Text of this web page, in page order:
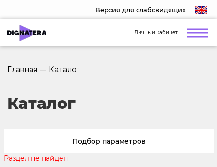
Версия для слабовидящих
Личный кабинет
Главная — Каталог
Каталог
Подбор параметров
Раздел не найден